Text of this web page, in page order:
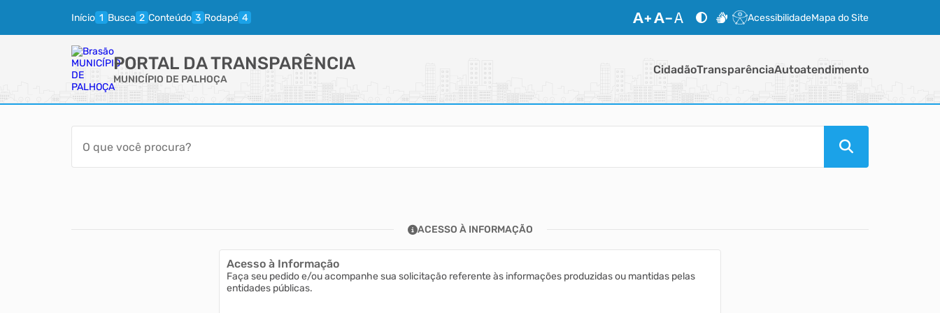
Início Busca Conteúdo Rodapé AcessibilidadeMapa do Site
PORTAL DA TRANSPARÊNCIA
MUNICÍPIO DE PALHOÇA
CidadãoTransparênciaAutoatendimento
ACESSO À INFORMAÇÃO
Acesso à Informação
Faça seu pedido e/ou acompanhe sua solicitação referente às informações produzidas ou mantidas pelas
entidades públicas.